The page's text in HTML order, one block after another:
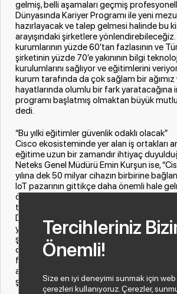
gelmiş, belli aşamaları geçmiş
Dünyasında Kariyer Programı ile yeni
hazırlayacak ve talep gelmesi halinde bu
arayışındaki şirketlere yönlendirebileceğiz.
kurumlarının yüzde 60’tan fazlasının ve
şirketinin yüzde 70’e yakınının bilgi
kurulumlarını sağlıyor ve eğitimlerini
kurum tarafında da çok sağlam bir ağımız
hayatlarında olumlu bir fark yaratacağına
programı başlatmış olmaktan büyük
dedi.
“Bu yılki eğitimler güvenlik odaklı olacak”
Cisco ekosisteminde yer alan iş ortakları
eğitime uzun bir zamandır ihtiyaç
Neteks Genel Müdürü Emin Kurşun ise,
yılına dek 50 milyar cihazın birbirine
IoT pazarının gittikçe daha önemli hale
ön plana çıkarıyor. Neteks olarak biz de
teknolojilerinde güvenliğe çevirdik. Bu
Dünyasında Kariyer Programı’nı BT Eğitim
yılında güvenlik odaklı olarak hazırladık.
şimdiden işe alımlarda da beklentileri ve
değiştirdiğini söyleyebilirim. Programa
farkındalığa ve bilgiye sahip olarak iş
atacaklar. Onları işe alacak şirketlerin de
şanslı olduklarını düşünüyorum.” şeklinde
Tercihleriniz
Önemli!
Size en iyi deneyimi sunmak için
çerezleri kullanıyoruz. Çerezler,